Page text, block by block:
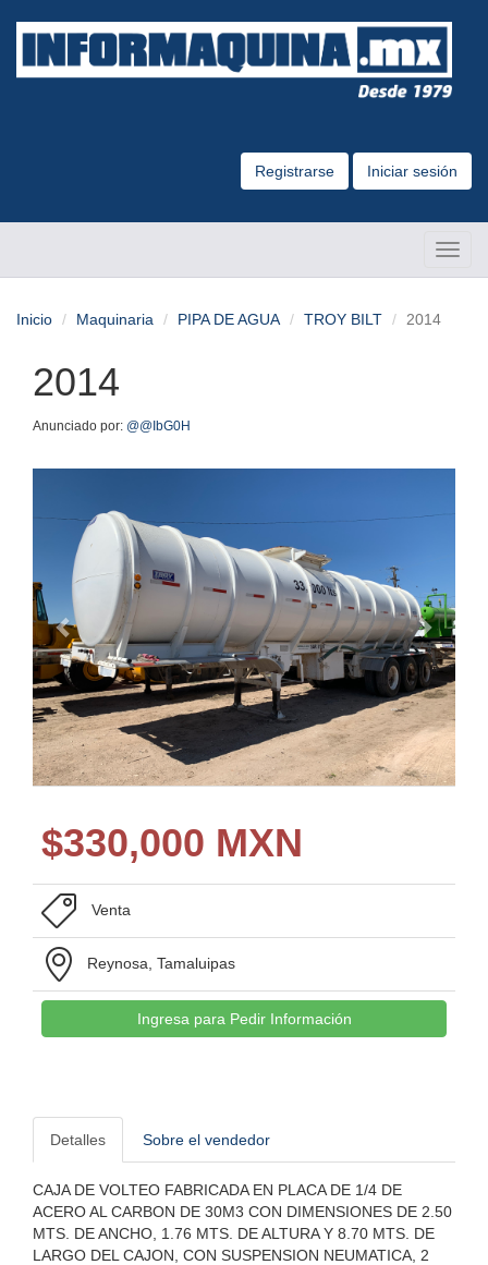
Registrarse Iniciar sesión
Inicio Maquinaria PIPA DE AGUA TROY BILT 2014
2014
Anunciado por: @@IbG0H
$330,000 MXN
Venta
Reynosa, Tamaluipas
Ingresa para Pedir Información
Detalles Sobre el vendedor
CAJA DE VOLTEO FABRICADA EN PLACA DE 1/4 DE
ACERO AL CARBON DE 30M3 CON DIMENSIONES DE 2.50
MTS. DE ANCHO, 1.76 MTS. DE ALTURA Y 8.70 MTS. DE
LARGO DEL CAJON, CON SUSPENSION NEUMATICA, 2